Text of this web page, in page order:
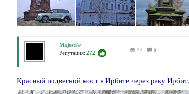
Majesti©
Репутация:272 24 0
Красный подвесной мост в Ирбите через реку Ирбит.